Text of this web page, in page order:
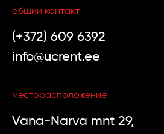
общий контакт
(+372) 609 6392
info@ucrent.ee
месторасположение
Vana-Narva mnt 29,